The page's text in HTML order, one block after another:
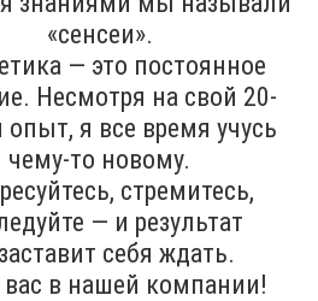
«сенсеи».
— это постоянное
Несмотря на свой 20-
опыт, я все время учусь
чему-то новому.
стремитесь,
— и результат
себя ждать.
в нашей компании!